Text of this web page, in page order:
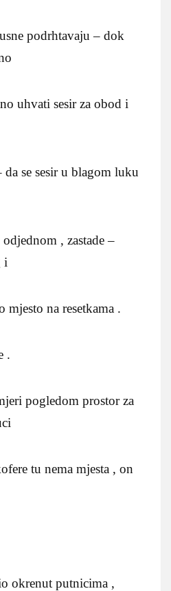
podrhtavaju – dok
uhvati sesir za obod i
da se sesir u blagom luku
, zastade –
i
mjesto na resetkama .
.
pogledom prostor za
tu nema mjesta , on
okrenut putnicima ,